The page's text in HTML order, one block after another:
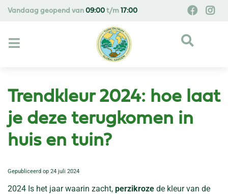
Vandaag geopend van 09:00 t/m 17:00
Trendkleur 2024: hoe laat
je deze terugkomen in
huis en tuin​?
Gepubliceerd op 24 juli 2024
2024 Is het jaar waarin zacht, perzikroze de kleur van de